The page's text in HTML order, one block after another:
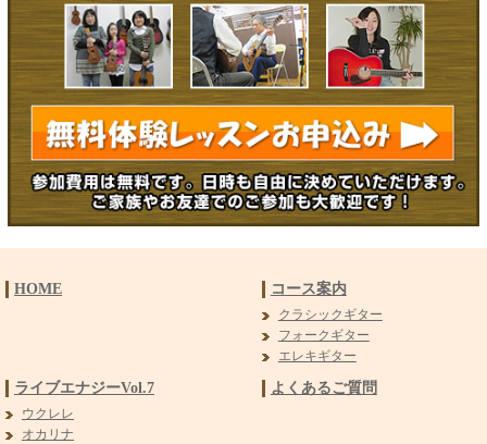
HOME コース案内
クラシックギター
フォークギター
エレキギター
ライブエナジーVol.7
ウクレレ
オカリナ
よくあるご質問